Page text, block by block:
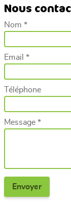
Nous
Nom *
Email *
Téléphone
Message *